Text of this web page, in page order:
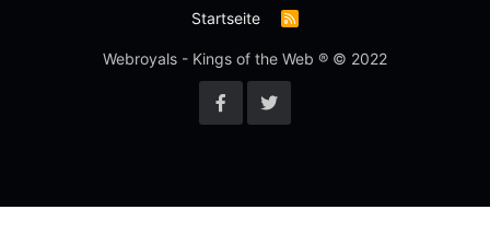
Startseite
R
S
Webroyals - Kings of the Web ® © 2022